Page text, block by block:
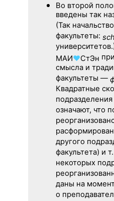
Во второй
введены так
(Так
факультеты:
МАИ♥СтЭн
смысла и
факультеты —
Квадратные
означают, что
другого
факультета) и
некоторых
даны на
о